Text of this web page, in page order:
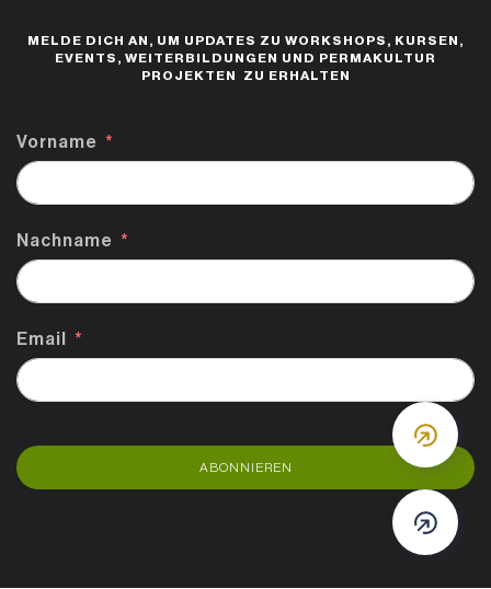
MELDE DICH AN, UM UPDATES ZU WORKSHOPS, KURSEN,
EVENTS, WEITERBILDUNGEN UND PERMAKULTUR
PROJEKTEN ZU ERHALTEN
Vorname
Nachname
Email
ABONNIEREN